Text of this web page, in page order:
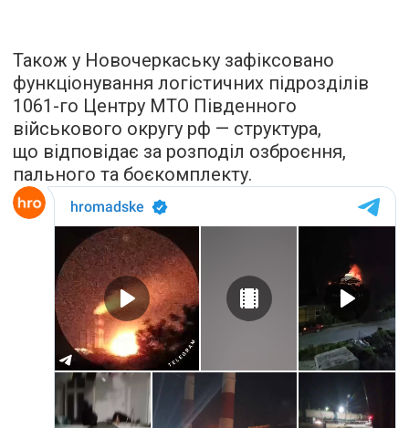
Також у Новочеркаську зафіксовано
функціонування логістичних підрозділів
1061-го Центру МТО Південного
військового округу рф — структура,
що відповідає за розподіл озброєння,
пального та боєкомплекту.